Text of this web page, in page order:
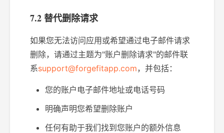
7.2 替代删除请求
如果您无法访问应用或希望通过电子邮件请求
删除，请通过主题为"账户删除请求"的邮件联
系support@forgefitapp.com，并包括：
您的账户电子邮件地址或电话号码
明确声明您希望删除账户
任何有助于我们找到您账户的额外信息